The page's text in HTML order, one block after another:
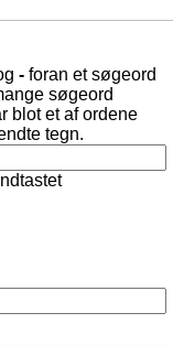
- foran et søgeord
søgeord
blot et af ordene
tegn.